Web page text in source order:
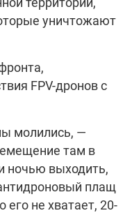
уничтожают
FPV-дронов с
молились, —
там в
ночью выходить,
плащ
не хватает, 20-